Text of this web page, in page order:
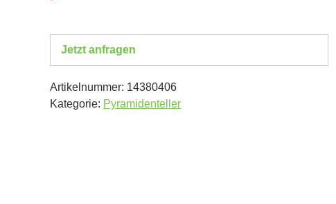
Jetzt anfragen
Artikelnummer: 14380406
Kategorie: Pyramidenteller